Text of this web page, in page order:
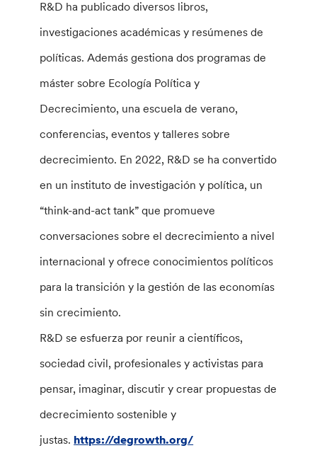
R&D ha publicado diversos libros,
investigaciones académicas y resúmenes de
políticas. Además gestiona dos programas de
máster sobre Ecología Política y
Decrecimiento, una escuela de verano,
conferencias, eventos y talleres sobre
decrecimiento. En 2022, R&D se ha convertido
en un instituto de investigación y política, un
“think-and-act tank” que promueve
conversaciones sobre el decrecimiento a nivel
internacional y ofrece conocimientos políticos
para la transición y la gestión de las economías
sin crecimiento.
R&D se esfuerza por reunir a científicos,
sociedad civil, profesionales y activistas para
pensar, imaginar, discutir y crear propuestas de
decrecimiento sostenible y
justas. https://degrowth.org/